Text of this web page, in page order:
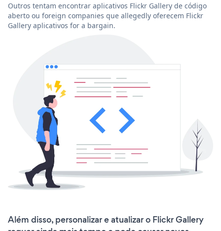
Outros tentam encontrar aplicativos Flickr Gallery de código
aberto ou foreign companies que allegedly oferecem Flickr
Gallery aplicativos for a bargain.
Além disso, personalizar e atualizar o Flickr Gallery